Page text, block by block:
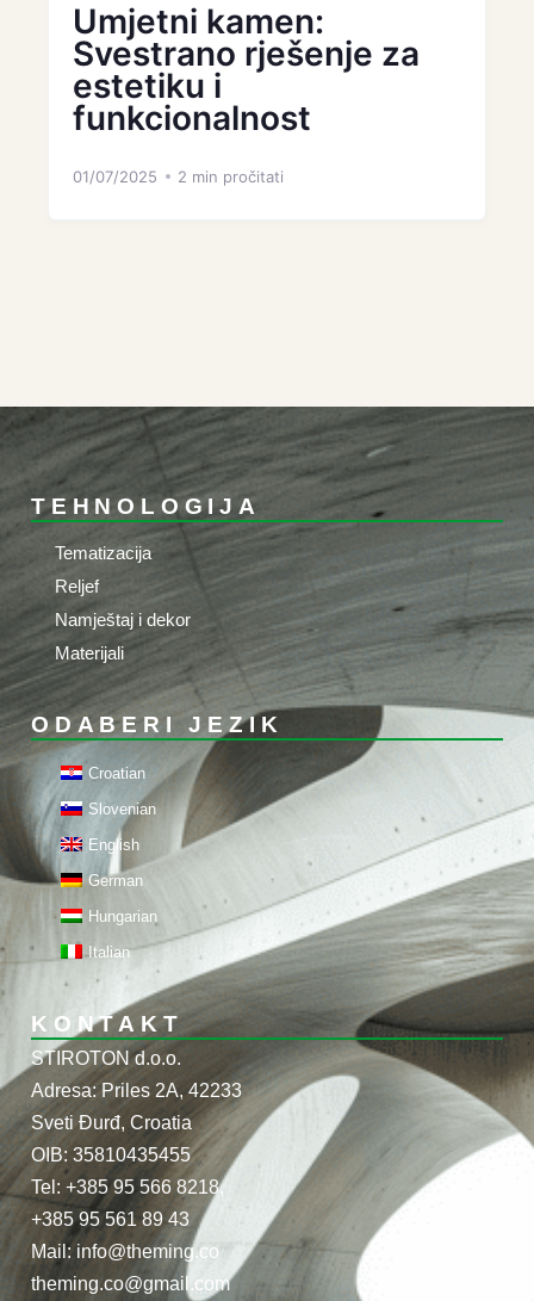
Umjetni kamen:
Svestrano rješenje za
estetiku i
funkcionalnost
01/07/2025 2 min pročitati
TEHNOLOGIJA
Tematizacija
Reljef
Namještaj i dekor
Materijali
ODABERI JEZIK
Croatian
Slovenian
English
German
Hungarian
Italian
KONTAKT
STIROTON d.o.o.
Adresa: Priles 2A, 42233
Sveti Đurđ, Croatia
OIB: 35810435455
Tel: +385 95 566 8218,
+385 95 561 89 43
Mail: info@theming.co
theming.co@gmail.com